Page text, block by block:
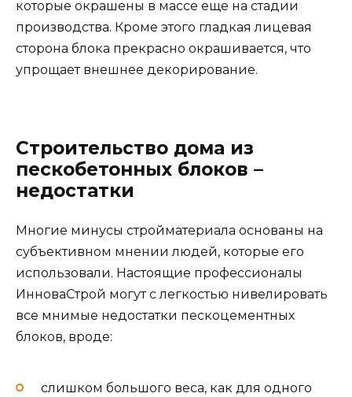
которые окрашены в массе еще на стадии
производства. Кроме этого гладкая лицевая
сторона блока прекрасно окрашивается, что
упрощает внешнее декорирование.
Строительство дома из
пескобетонных блоков –
недостатки
Многие минусы стройматериала основаны на
субъективном мнении людей, которые его
использовали. Настоящие профессионалы
ИнноваСтрой могут с легкостью нивелировать
все мнимые недостатки пескоцементных
блоков, вроде:
слишком большого веса, как для одного